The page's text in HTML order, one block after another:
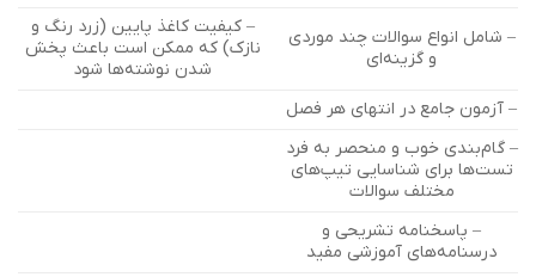
– شامل انواع سوالات چند موردی
و گزینه‌ای
– کیفیت کاغذ پایین (زرد رنگ و
نازک) که ممکن است باعث پخش
شدن نوشته‌ها شود
– آزمون جامع در انتهای هر فصل
– گام‌بندی خوب و منحصر به فرد
تست‌ها برای شناسایی تیپ‌های
مختلف سوالات
– پاسخنامه تشریحی و
درسنامه‌های آموزشی مفید